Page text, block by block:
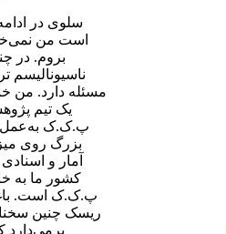
سلوی در
است من
بروم. در
ناسیونالیسم
مسئله دارد. من
یک تیم
پ.ک.ک به‌عمل
بزرگ روی
آمار و
کشور ما به
پ.ک.ک است.
ریسک چنین
برمی‌دارد